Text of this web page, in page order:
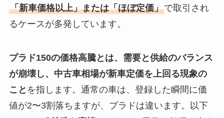
「新車価格以上」または「ほぼ定価」で取引され
るケースが多発しています。
プラド150の価格高騰とは、需要と供給のバランス
が崩壊し、中古車相場が新車定価を上回る現象の
こと を指します。通常の車は、登録した瞬間に価
値が2〜3割落ちますが、プラドは違います。以下